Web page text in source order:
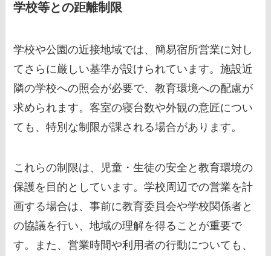
学校等との距離制限
学校や公園の近接地域では、簡易宿所営業に対し
てさらに厳しい基準が設けられています。施設近
隣の学校への照会が必要で、教育環境への配慮が
求められます。客室の寝台数や外観の意匠につい
ても、特別な制限が課される場合があります。
これらの制限は、児童・生徒の安全と教育環境の
保護を目的としています。学校周辺での営業を計
画する場合は、事前に教育委員会や学校関係者と
の協議を行い、地域の理解を得ることが重要で
す。また、営業時間や利用者の行動についても、